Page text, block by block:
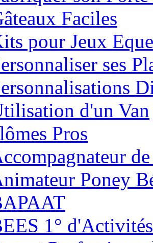
Faciles
pour Jeux
ses
d'un Van
Pros
Poney
1°